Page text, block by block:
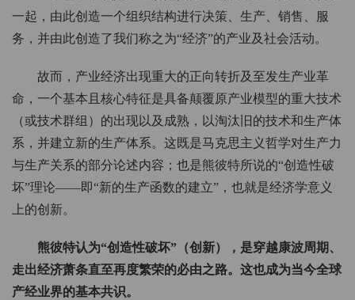
一起，由此创造一个组织结构进行决策、生产、销售、服
务，并由此创造了我们称之为“经济”的产业及社会活动。
故而，产业经济出现重大的正向转折及至发生产业革
命，一个基本且核心特征是具备颠覆原产业模型的重大技术
（或技术群组）的出现以及成熟，以淘汰旧的技术和生产体
系，并建立新的生产体系。这既是马克思主义哲学对生产力
与生产关系的部分论述内容；也是熊彼特所说的“创造性破
坏”理论——即“新的生产函数的建立”，也就是经济学意义
上的创新。
熊彼特认为“创造性破坏”（创新），是穿越康波周期、
走出经济萧条直至再度繁荣的必由之路。这也成为当今全球
产经业界的基本共识。